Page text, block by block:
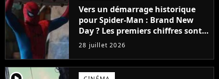
Vers un démarrage historique
pour Spider-Man : Brand New
Day ? Les premiers chiffres sont
tombés et ils donnent le tournis !
28 juillet 2026